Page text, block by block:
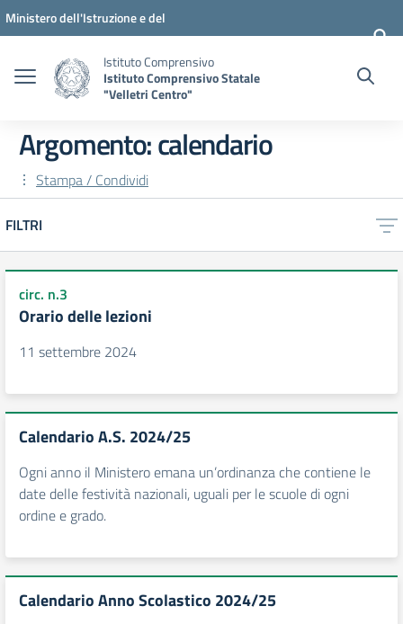
Vai ai contenuti
Vai al menu di navigazione
Vai al footer
Ministero dell'Istruzione e del
Istituto Comprensivo
Istituto Comprensivo Statale
"Velletri Centro"
Argomento: calendario
Stampa / Condividi
FILTRI
circ. n.3
Orario delle lezioni
11 settembre 2024
Calendario A.S. 2024/25
Ogni anno il Ministero emana un’ordinanza che contiene le
date delle festività nazionali, uguali per le scuole di ogni
ordine e grado.
Calendario Anno Scolastico 2024/25